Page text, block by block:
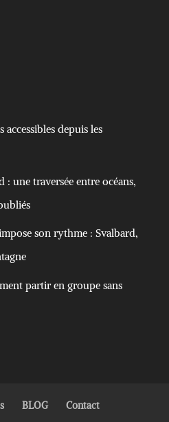
accessibles depuis les
une traversée entre océans,
son rythme : Svalbard,
partir en groupe sans
BLOG Contact